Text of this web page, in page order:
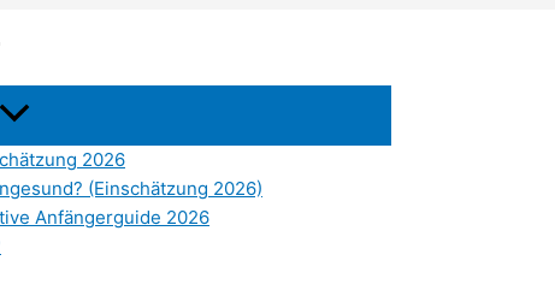
2026
(Einschätzung 2026)
Anfängerguide 2026